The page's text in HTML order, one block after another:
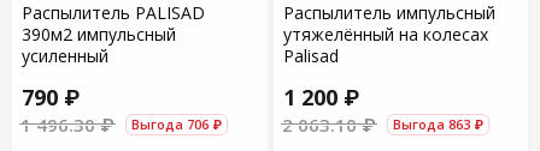
Распылитель PALISAD
390м2 импульсный
усиленный
790 ₽
1 496.30 ₽ Выгода 706 ₽
Распылитель импульсный
утяжелённый на колесах
Palisad
1 200 ₽
2 063.10 ₽ Выгода 863 ₽